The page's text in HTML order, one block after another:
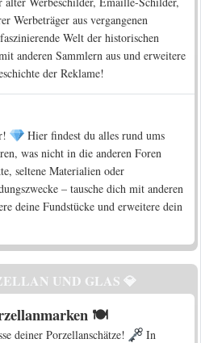
Werbeträger aus vergangenen
Welt der historischen
anderen Sammlern aus und erweitere
der Reklame!
Hier findest du alles rund ums
was nicht in die anderen Foren
seltene Materialien oder
– tausche dich mit anderen
deine Fundstücke und erweitere dein
UND GLAS 💎
🍽️
deiner Porzellanschätze!
In